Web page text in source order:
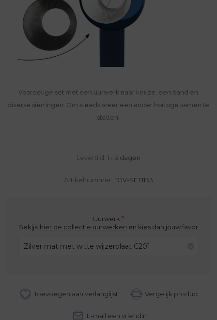
Voordelige set met een uurwerk naar keuze, een band en
diverse sierringen. Om steeds weer een ander horloge samen te
stellen!
Levertijd: 1 - 3 dagen
Artikelnummer: DJV-SET1133
Uurwerk *
Bekijk hier de collectie uurwerken en kies dan jouw favoriete
Zilver mat met witte wijzerplaat C201